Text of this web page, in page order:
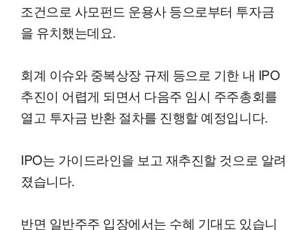
조건으로 사모펀드 운용사 등으로부터 투자금
을 유치했는데요.
회계 이슈와 중복상장 규제 등으로 기한 내 IPO
추진이 어렵게 되면서 다음주 임시 주주총회를
열고 투자금 반환 절차를 진행할 예정입니다.
IPO는 가이드라인을 보고 재추진할 것으로 알려
졌습니다.
반면 일반주주 입장에서는 수혜 기대도 있습니